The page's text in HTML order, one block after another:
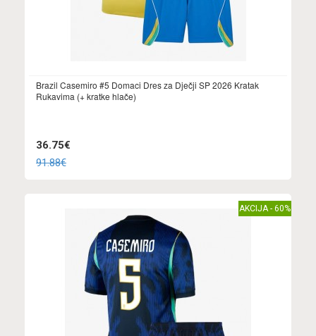
Brazil Casemiro #5 Domaci Dres za Dječji SP 2026 Kratak
Rukavima (+ kratke hlače)
36.75€
91.88€
AKCIJA - 60%